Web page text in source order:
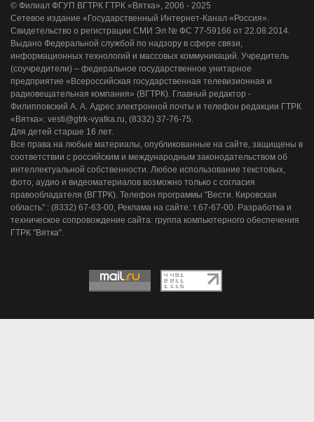
© Филиал ФГУП ВГТРК ГТРК «Вятка», 2006 - 2025
Сетевое издание «Государственный Интернет-Канал «Россия».
Свидетельство о регистрации СМИ Эл № ФС 77-59166 от 22.08.2014.
Выдано Федеральной службой по надзору в сфере связи,
информационных технологий и массовых коммуникаций. Учредитель
(соучредители) – федеральное государственное унитарное
предприятие «Всероссийская государственная телевизионная и
радиовещательная компания» (ВГТРК). Главный редактор -
Филипповский А. А. Адрес электронной почты и телефон редакции ГТРК
«Вятка»: vesti@gtrk-vyatka.ru, (8332) 37-76-75.
Для детей старше 16 лет.
Все права на любые материалы, опубликованные на сайте, защищены в
соответствии с российским и международным законодательством об
интеллектуальной собственности. Любое использование текстовых,
фото, аудио и видеоматериалов возможно только с согласия
правообладателя (ВГТРК). Телефон программы "Вести. Кировская
область" : (8332) 67-63-00, Реклама на сайте: т.67-67-00. Разработка и
техническое сопровождение сайта: группа компьютерного обеспечения
ГТРК "Вятка".